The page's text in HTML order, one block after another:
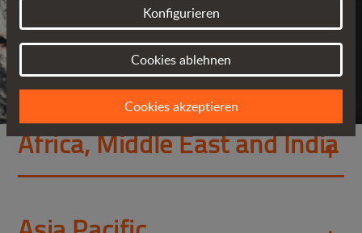
WÄHLEN SIE IHR LAND
ODER IHRE REGION AUS
Africa, Middle East and India
Konfigurieren
Cookies ablehnen
Cookies akzeptieren